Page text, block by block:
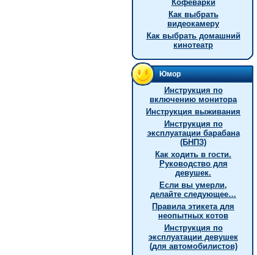
Кофеварки
Как выбрать
видеокамеру
Как выбрать домашний
кинотеатр
Юмор
Инструкция по
включению монитора
Инструкция выживания
Инструкция по
эксплуатации барабана
(БНПЗ)
Как ходить в гости.
Руководство для
девушек.
Если вы умерли,
делайте следующее…
Правила этикета для
неопытных котов
Инструкция по
эксплуатации девушек
(для автомобилистов)